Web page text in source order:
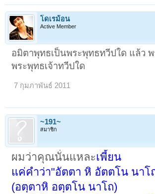
โดเรม้อน
Active Member
อมิตาพุทธเป็นพระพุทธทวีปใด แล้ว พ
พระพุทธเจ้าทวีปใด
7 กุมภาพันธ์ 2011
~191~
สมาชิก
ผมว่าคุณนั่นแหละเพี้ยน
แค่คำว่า"อัตตา หิ อัตตโน นาโ
(อตฺตาหิ อตฺตโน นาโถ)